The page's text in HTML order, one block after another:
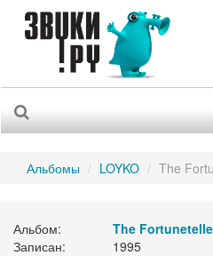
Альбомы LOYKO The
Альбом:
The
Записан:
1995